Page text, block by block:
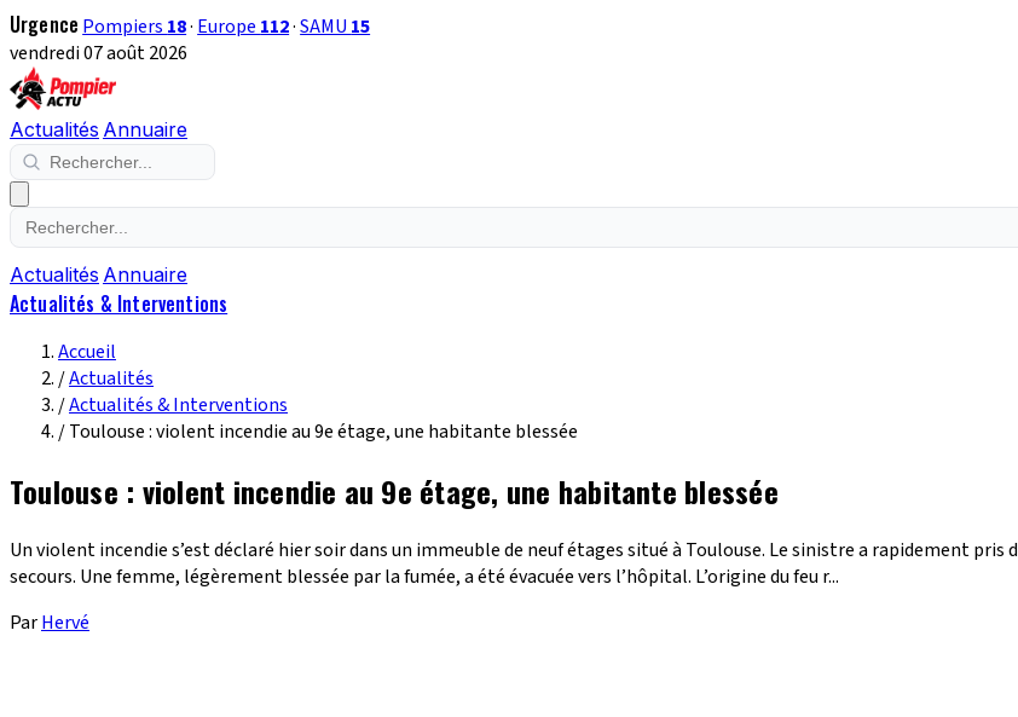
Urgence Pompiers 18· Europe 112·SAMU 15
vendredi 07 août 2026
Actualités Annuaire
Actualités Annuaire
Actualités & Interventions
Accueil
/Actualités
/Actualités & Interventions
/Toulouse : violent incendie au 9e étage, une habitante blessée
Toulouse : violent incendie au 9e étage, une habitante blessée
Un violent incendie s’est déclaré hier soir dans un immeuble de neuf étages situé à Toulouse. Le sinistre a rapidement
secours. Une femme, légèrement blessée par la fumée, a été évacuée vers l’hôpital. L’origine du feu r...
ParHervé